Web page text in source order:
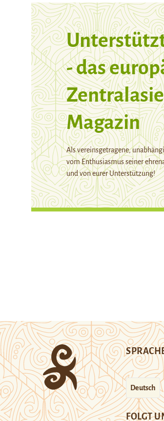
- das
Magazin
Als vereinsgetragene,
vom Enthusiasmus seiner
und von eurer Unterstützung!
Deutsch
FOLGT